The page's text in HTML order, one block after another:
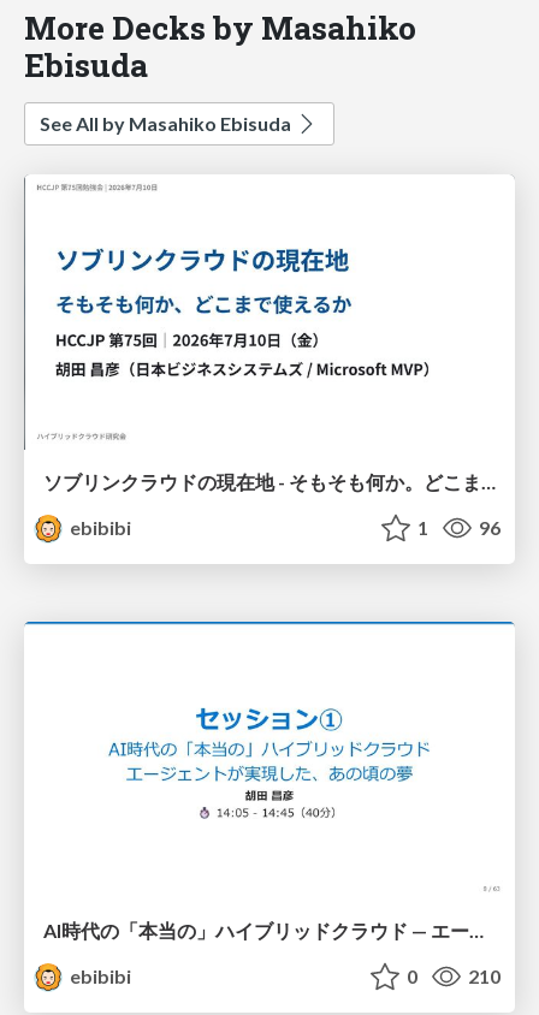
More Decks by Masahiko
Ebisuda
See All by Masahiko Ebisuda
ソブリンクラウドの現在地 - そもそも何か。どこまで使えるか。
ebibibi
1 96
ebibibi
0 210